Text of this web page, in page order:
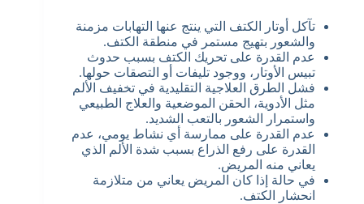
تآكل أوتار الكتف التي ينتج عنها التهابات مزمنة
والشعور بتهيج مستمر في منطقة الكتف.
عدم القدرة على تحريك الكتف بسبب حدوث
تبيس الأوتار، ووجود تليفات أو التصقات حولها.
فشل الطرق العلاجية التقليدية في تخفيف الألم
مثل الأدوية، الحقن الموضعية والعلاج الطبيعي
واستمرار الشعور بالتعب الشديد.
عدم القدرة على ممارسة أي نشاط يومي، عدم
القدرة على رفع الذراع بسبب شدة الألم الذي
يعاني منه المريض.
في حالة إذا كان المريض يعاني من متلازمة
انحشار الكتف.